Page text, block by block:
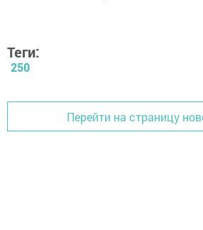
Теги:
250
Перейти на страницу